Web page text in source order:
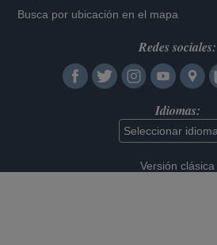
Busca por ubicación en el mapa
Redes sociales:
Idiomas:
Versión clásica